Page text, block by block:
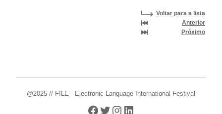
Voltar para a lista
Anterior
Próximo
@2025 // FILE - Electronic Language International Festival
Facebook
Twitter
Instagram
LinkedIn